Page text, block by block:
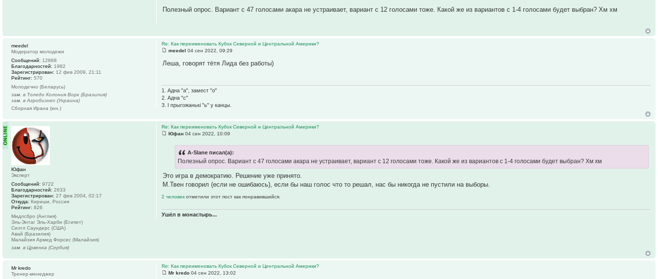
Полезный опрос. Вариант с 47 голосами акара не устраивает, вариант с 12 голосами тоже. Какой же из вариантов с 1-4 голосами будет выбран? Хм хм
Re: Как переименовать Кубок Северной и Центральной Америки?
meedel 04 сен 2022, 09:29
Леша, говорят тётя Лида без работы)
1. Адна "а", замест "о"
2. Адна "с"
3. І прыгожанькі "ь" у канцы.
meedel
Модератор молодежи
Сообщений: 12868
Благодарностей: 1982
Зарегистрирован: 12 фев 2009, 21:11
Рейтинг: 570
Молодечно (Беларусь)
зам. в Толедо Колония Ворк (Бразилия)
зам. в Агробизнес (Украина)
Сборная Ирана (юн.)
Re: Как переименовать Кубок Северной и Центральной Америки?
Юфан 04 сен 2022, 10:09
A-Slane писал(а):
Полезный опрос. Вариант с 47 голосами акара не устраивает, вариант с 12 голосами тоже. Какой же из вариантов с 1-4 голосами будет выбран? Хм хм
Это игра в демократию. Решение уже принято.
М.Твен говорил (если не ошибаюсь), если бы наш голос что то решал, нас бы никогда не пустили на выборы.
2 человекотметили этот пост как понравившийся.
Ушёл в монастырь...
Юфан
Эксперт
Сообщений: 9722
Благодарностей: 2633
Зарегистрирован: 27 фев 2004, 02:17
Откуда: Кириши, Россия
Рейтинг: 826
Мидлсбро (Англия)
Эль-Энтаг Эль-Харби (Египет)
Сиэтл Саундерс (США)
Авай (Бразилия)
Малайзия Армед Форсес (Малайзия)
зам. в Црвенка (Сербия)
Re: Как переименовать Кубок Северной и Центральной Америки?
Mr kredo 04 сен 2022, 13:02
Mr kredo
Тренер-менеджер